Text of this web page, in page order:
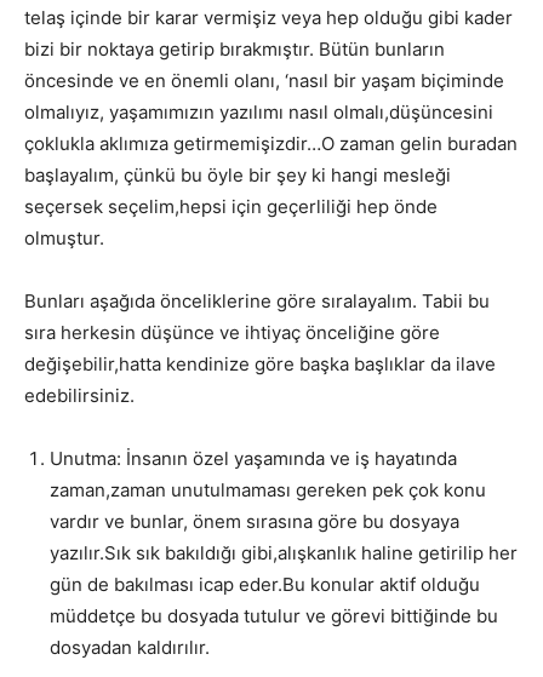
telaş içinde bir karar vermişiz veya hep olduğu gibi kader
bizi bir noktaya getirip bırakmıştır. Bütün bunların
öncesinde ve en önemli olanı, ‘nasıl bir yaşam biçiminde
olmalıyız, yaşamımızın yazılımı nasıl olmalı,düşüncesini
çoklukla aklımıza getirmemişizdir…O zaman gelin buradan
başlayalım, çünkü bu öyle bir şey ki hangi mesleği
seçersek seçelim,hepsi için geçerliliği hep önde
olmuştur.
Bunları aşağıda önceliklerine göre sıralayalım. Tabii bu
sıra herkesin düşünce ve ihtiyaç önceliğine göre
değişebilir,hatta kendinize göre başka başlıklar da ilave
edebilirsiniz.
Unutma: İnsanın özel yaşamında ve iş hayatında
zaman,zaman unutulmaması gereken pek çok konu
vardır ve bunlar, önem sırasına göre bu dosyaya
yazılır.Sık sık bakıldığı gibi,alışkanlık haline getirilip her
gün de bakılması icap eder.Bu konular aktif olduğu
müddetçe bu dosyada tutulur ve görevi bittiğinde bu
dosyadan kaldırılır.